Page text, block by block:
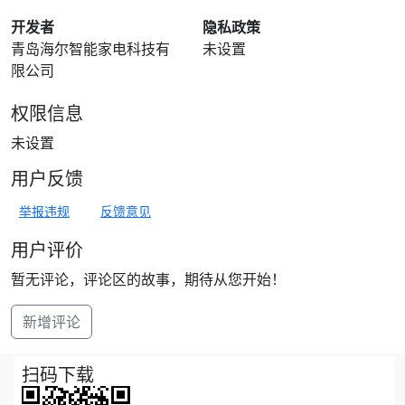
开发者
青岛海尔智能家电科技有
限公司
隐私政策
未设置
权限信息
未设置
用户反馈
举报违规 反馈意见
用户评价
暂无评论，评论区的故事，期待从您开始！
新增评论
扫码下载